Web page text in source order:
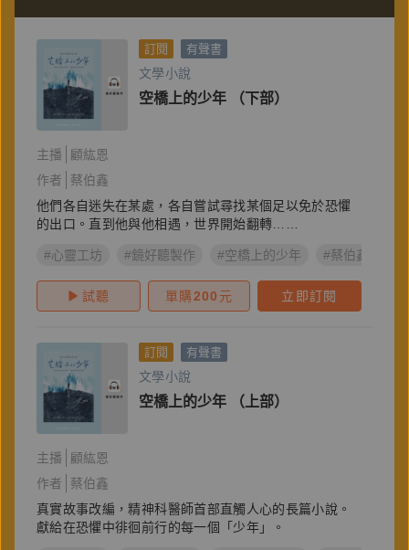
訂閱 有聲書
文學小說
空橋上的少年 （下部）
主播
顧紘恩
作者
蔡伯鑫
他們各自迷失在某處，各自嘗試尋找某個足以免於恐懼
的出口。直到他與他相遇，世界開始翻轉……
#心靈工坊 #鏡好聽製作 #空橋上的少年 #蔡伯鑫
試聽 單購200 元 立即訂閱
訂閱 有聲書
文學小說
空橋上的少年 （上部）
主播
顧紘恩
作者
蔡伯鑫
真實故事改編，精神科醫師首部直觸人心的長篇小說。
獻給在恐懼中徘徊前行的每一個「少年」。